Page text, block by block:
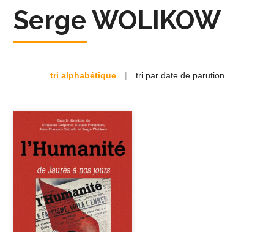
Serge WOLIKOW
tri alphabétique | tri par date de parution